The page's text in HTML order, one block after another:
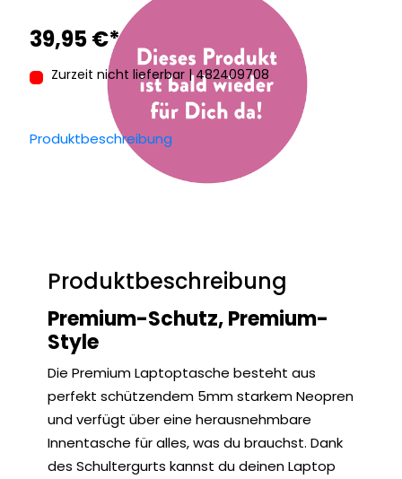
39,95 €*
Zurzeit nicht lieferbar | 482409708
Produktbeschreibung
Produktbeschreibung
Premium-Schutz, Premium-
Style
Die Premium Laptoptasche besteht aus
perfekt schützendem 5mm starkem Neopren
und verfügt über eine herausnehmbare
Innentasche für alles, was du brauchst. Dank
des Schultergurts kannst du deinen Laptop